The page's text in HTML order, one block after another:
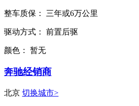
整车质保： 三年或6万公里
驱动方式： 前置后驱
颜色： 暂无
奔驰经销商
北京 切换城市>